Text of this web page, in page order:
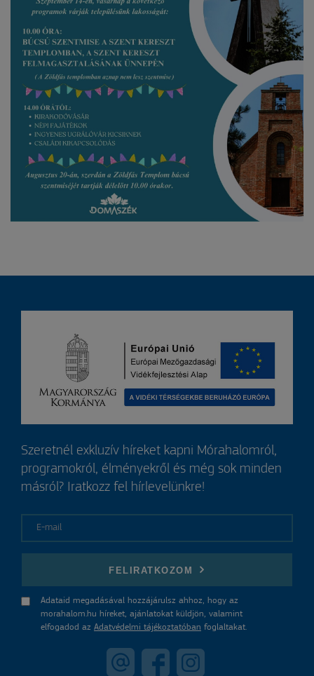
Szeretnél exkluzív híreket kapni Mórahalomról,
programokról, élményekről és még sok minden
másról? Iratkozz fel hírlevelünkre!
FELIRATKOZOM
Adataid megadásával hozzájárulsz ahhoz, hogy az
morahalom.hu híreket, ajánlatokat küldjön, valamint
elfogadod az Adatvédelmi tájékoztatóban foglaltakat.